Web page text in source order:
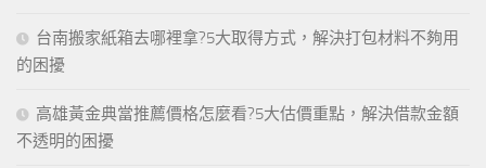
台南搬家紙箱去哪裡拿?5大取得方式，解決打包材料不夠用
的困擾
高雄黃金典當推薦價格怎麼看?5大估價重點，解決借款金額
不透明的困擾